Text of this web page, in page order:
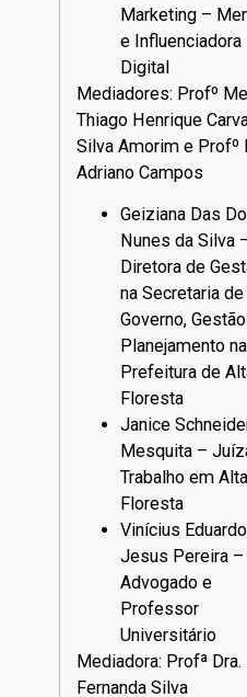
Marketing –
e Influenciadora
Digital
Mediadores: Profº
Thiago Henrique
Silva Amorim e Profº
Adriano Campos
Geiziana Das
Nunes da Silva
Diretora de
na Secretaria de
Governo,
Planejamento na
Prefeitura de
Floresta
Janice
Mesquita –
Trabalho em Alta
Floresta
Vinícius
Jesus Pereira –
Advogado e
Professor
Universitário
Mediadora: Profª Dra.
Fernanda Silva